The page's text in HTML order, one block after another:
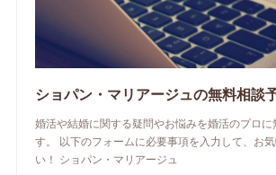
ショパン・マリアージュの無料相談
婚活や結婚に関する疑問やお悩みを婚活のプロに
す。 以下のフォームに必要事項を入力して、お
い！ ショパン・マリアージュ